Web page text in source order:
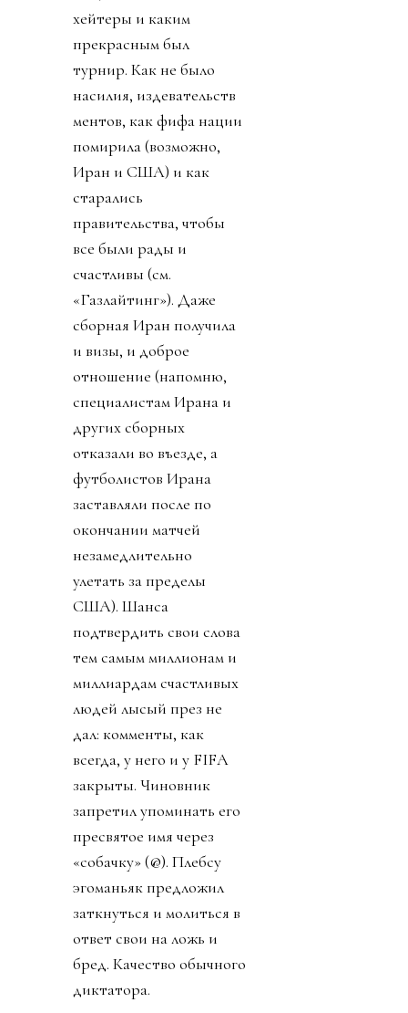
хейтеры и каким
прекрасным был
турнир. Как не было
насилия, издевательств
ментов, как фифа нации
помирила (возможно,
Иран и США) и как
старались
правительства, чтобы
все были рады и
счастливы (см.
«Газлайтинг»). Даже
сборная Иран получила
и визы, и доброе
отношение (напомню,
специалистам Ирана и
других сборных
отказали во въезде, а
футболистов Ирана
заставляли после по
окончании матчей
незамедлительно
улетать за пределы
США). Шанса
подтвердить свои слова
тем самым миллионам и
миллиардам счастливых
людей лысый през не
дал: комменты, как
всегда, у него и у FIFA
закрыты. Чиновник
запретил упоминать его
пресвятое имя через
«собачку» (@). Плебсу
эгоманьяк предложил
заткнуться и молиться в
ответ свои на ложь и
бред. Качество обычного
диктатора.